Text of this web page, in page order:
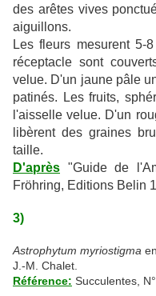
des arêtes vives
aiguillons.
Les fleurs mesurent 5-
réceptacle sont
velue. D'un jaune pâle
patinés. Les fruits,
l'aisselle velue. D'un
libèrent des graines
taille.
D'après "Guide de
Fröhring, Editions Belin
3)
Astrophytum myriostigma
J.-M. Chalet.
Référence: Succulentes,